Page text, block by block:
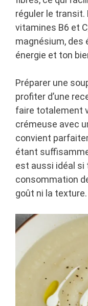
réguler le transit.
vitamines B6 et
magnésium, des
énergie et ton
Préparer une
profiter d’une
faire totalement
crémeuse avec
convient
étant
est aussi idéal si
consommation
goût ni la texture.